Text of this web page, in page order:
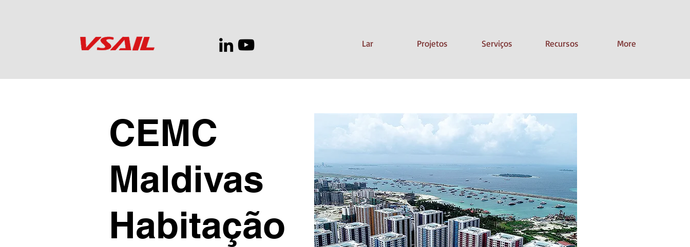
Lar Projetos Serviços Recursos More
CEMC
Maldivas
Habitação